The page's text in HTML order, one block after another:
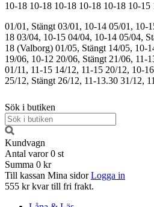
10-18 10-18 10-18 10-18 10-18 10-15
01/01, Stängt 03/01, 10-14 05/01, 10-
18 03/04, 10-15 04/04, 10-14 05/04,
18 (Valborg) 01/05, Stängt 14/05, 10-
19/06, 10-12 20/06, Stängt 21/06, 11-
01/11, 11-15 14/12, 11-15 20/12, 10-16
25/12, Stängt 26/12, 11-13.30 31/12,
Sök i butiken
Kundvagn
Antal varor 0 st
Summa 0 kr
Till kassan Mina sidor Logga in
555 kr kvar till fri frakt.